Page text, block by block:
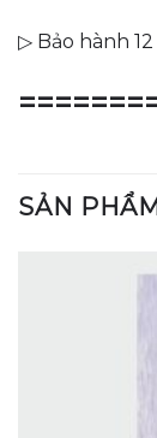
▷ Bảo hành
SẢN